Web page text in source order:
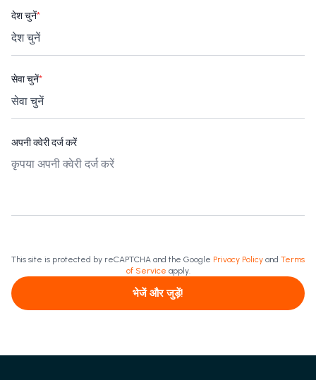
देश चुनें*
सेवा चुनें*
अपनी क्वेरी दर्ज करें
This site is protected by reCAPTCHA and the Google Privacy Policy and Terms
of Service apply.
भेजें और जुड़ें!